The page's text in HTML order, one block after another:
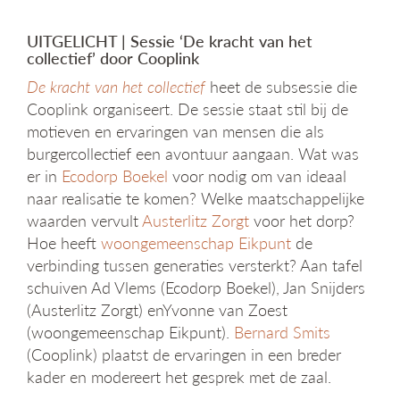
UITGELICHT | Sessie ‘De kracht van het
collectief’ door Cooplink
De kracht van het collectiefheet de subsessie die
Cooplink organiseert. De sessie staat stil bij de
motieven en ervaringen van mensen die als
burgercollectief een avontuur aangaan. Wat was
er in Ecodorp Boekel voor nodig om van ideaal
naar realisatie te komen? Welke maatschappelijke
waarden vervultAusterlitz Zorgt voor het dorp?
Hoe heeft woongemeenschap Eikpunt de
verbinding tussen generaties versterkt? Aan tafel
schuiven Ad Vlems (Ecodorp Boekel), Jan Snijders
(Austerlitz Zorgt) enYvonne van Zoest
(woongemeenschap Eikpunt). Bernard Smits
(Cooplink) plaatst de ervaringen in een breder
kader en modereert het gesprek met de zaal.